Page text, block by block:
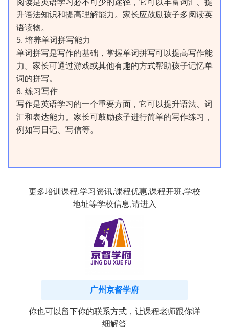
阅读是英语学习必不可少的途径，它可以丰富词汇、提
升语法知识和提高理解能力。家长应鼓励孩子多阅读英
语读物。
5. 培养单词拼写能力
单词拼写是写作的基础，掌握单词拼写可以提高写作能
力。家长可通过游戏或其他有趣的方式帮助孩子记忆单
词的拼写。
6. 练习写作
写作是英语学习的一个重要方面，它可以提升语法、词
汇和表达能力。家长可鼓励孩子进行简单的写作练习，
例如写日记、写信等。
更多培训课程,学习资讯,课程优惠,课程开班,学校
地址等学校信息,请进入
广州京督学府
你也可以留下你的联系方式，让课程老师跟你详
细解答